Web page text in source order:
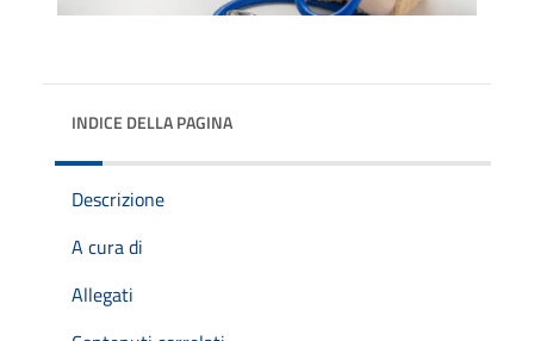
INDICE DELLA PAGINA
Descrizione
A cura di
Allegati